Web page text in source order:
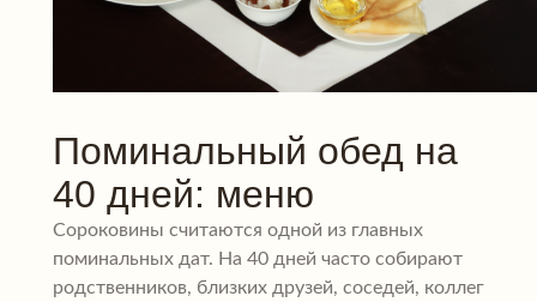
Поминальный обед на
40 дней: меню
Сороковины считаются одной из главных
поминальных дат. На 40 дней часто собирают
родственников, близких друзей, соседей, коллег